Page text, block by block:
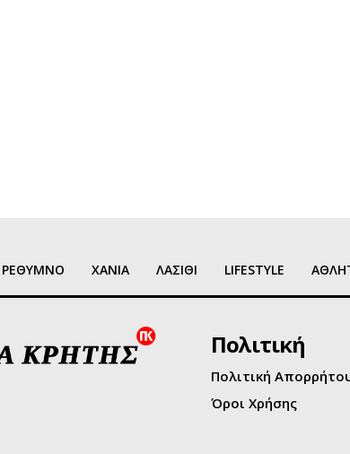
ΡΕΘΥΜΝΟ ΧΑΝΙΑ ΛΑΣΙΘΙ LIFESTYLE
Πολιτική
Πολιτική
Όροι Χρήσης